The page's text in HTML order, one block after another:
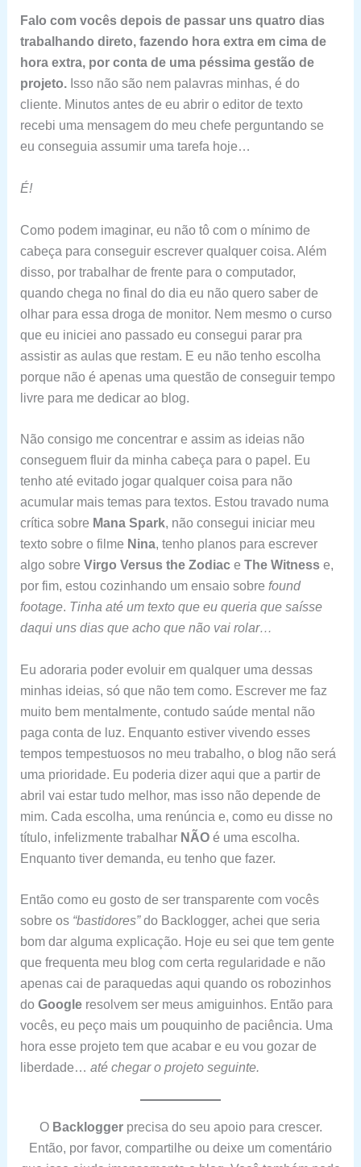
Falo com vocês depois de passar uns quatro dias
trabalhando direto, fazendo hora extra em cima de
hora extra, por conta de uma péssima gestão de
projeto.Isso não são nem palavras minhas, é do
cliente. Minutos antes de eu abrir o editor de texto
recebi uma mensagem do meu chefe perguntando se
eu conseguia assumir uma tarefa hoje…
É!
Como podem imaginar, eu não tô com o mínimo de
cabeça para conseguir escrever qualquer coisa. Além
disso, por trabalhar de frente para o computador,
quando chega no final do dia eu não quero saber de
olhar para essa droga de monitor. Nem mesmo o curso
que eu iniciei ano passado eu consegui parar pra
assistir as aulas que restam. E eu não tenho escolha
porque não é apenas uma questão de conseguir tempo
livre para me dedicar ao blog.
Não consigo me concentrar e assim as ideias não
conseguem fluir da minha cabeça para o papel. Eu
tenho até evitado jogar qualquer coisa para não
acumular mais temas para textos. Estou travado numa
crítica sobre Mana Spark, não consegui iniciar meu
texto sobre o filme Nina, tenho planos para escrever
algo sobre Virgo Versus the Zodiace The Witnesse,
por fim, estou cozinhando um ensaio sobre found
footage. Tinha até um texto que eu queria que saísse
daqui uns dias que acho que não vai rolar…
Eu adoraria poder evoluir em qualquer uma dessas
minhas ideias, só que não tem como. Escrever me faz
muito bem mentalmente, contudo saúde mental não
paga conta de luz. Enquanto estiver vivendo esses
tempos tempestuosos no meu trabalho, o blog não será
uma prioridade. Eu poderia dizer aqui que a partir de
abril vai estar tudo melhor, mas isso não depende de
mim. Cada escolha, uma renúncia e, como eu disse no
título, infelizmente trabalhar NÃO é uma escolha.
Enquanto tiver demanda, eu tenho que fazer.
Então como eu gosto de ser transparente com vocês
sobre os “bastidores”do Backlogger, achei que seria
bom dar alguma explicação. Hoje eu sei que tem gente
que frequenta meu blog com certa regularidade e não
apenas cai de paraquedas aqui quando os robozinhos
do Googleresolvem ser meus amiguinhos. Então para
vocês, eu peço mais um pouquinho de paciência. Uma
hora esse projeto tem que acabar e eu vou gozar de
liberdade… até chegar o projeto seguinte.
O Backloggerprecisa do seu apoio para crescer.
Então, por favor, compartilhe ou deixe um comentário